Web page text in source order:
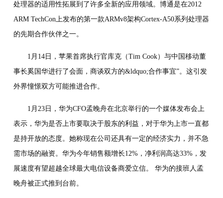
处理器的适用性拓展到了许多全新的应用领域。博通是在2012
ARM TechCon上发布的第一款ARMv8架构Cortex-A50系列处理器
的先期合作伙伴之一。
1月14日，苹果首席执行官库克（Tim Cook）与中国移动董
事长奚国华进行了会面，商谈双方的&ldquo;合作事宜”。这引发
外界憧憬双方可能推进合作。
1月23日，华为CFO孟晚舟在北京举行的一个媒体发布会上
表示，华为是否上市要取决于股东的利益，对于华为上市一直都
是持开放的态度。她称现在公司还具有一定的经济实力，并不急
需市场的融资。华为今年销售额增长12%，净利润高达33%，发
展速度有望超越全球最大电信设备商爱立信。 华为的接班人孟
晚舟被正式推到台前。